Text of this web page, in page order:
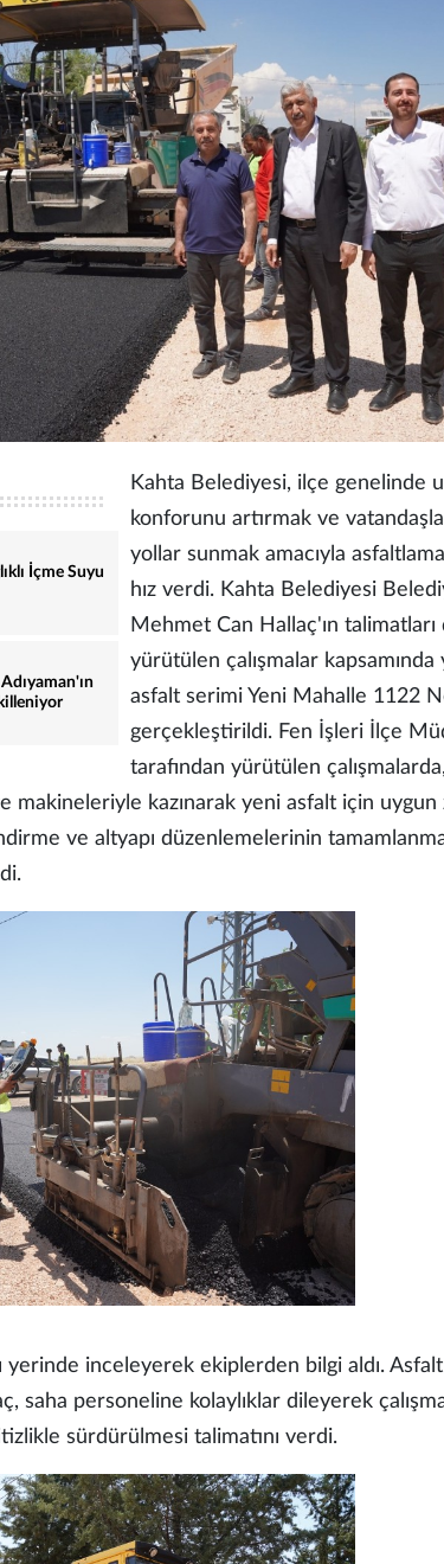
İçme Suyu
Adıyaman'ın
Kahta Belediyesi, ilçe genelinde
konforunu artırmak ve
yollar sunmak amacıyla asfaltlama
hız verdi. Kahta Belediyesi
Mehmet Can Hallaç'ın
yürütülen çalışmalar kapsamında
asfalt serimi Yeni Mahalle 1122
gerçekleştirildi. Fen İşleri İlçe
tarafından yürütülen
makineleriyle kazınarak yeni asfalt için uygun
ve altyapı düzenlemelerinin
yerinde inceleyerek ekiplerden bilgi aldı.
saha personeline kolaylıklar dileyerek
sürdürülmesi talimatını verdi.